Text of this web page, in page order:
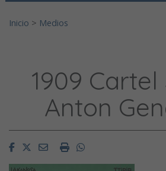
Inicio > Medios
1909
Anton
FacebookTwitterEmailImprimirWhatsapp